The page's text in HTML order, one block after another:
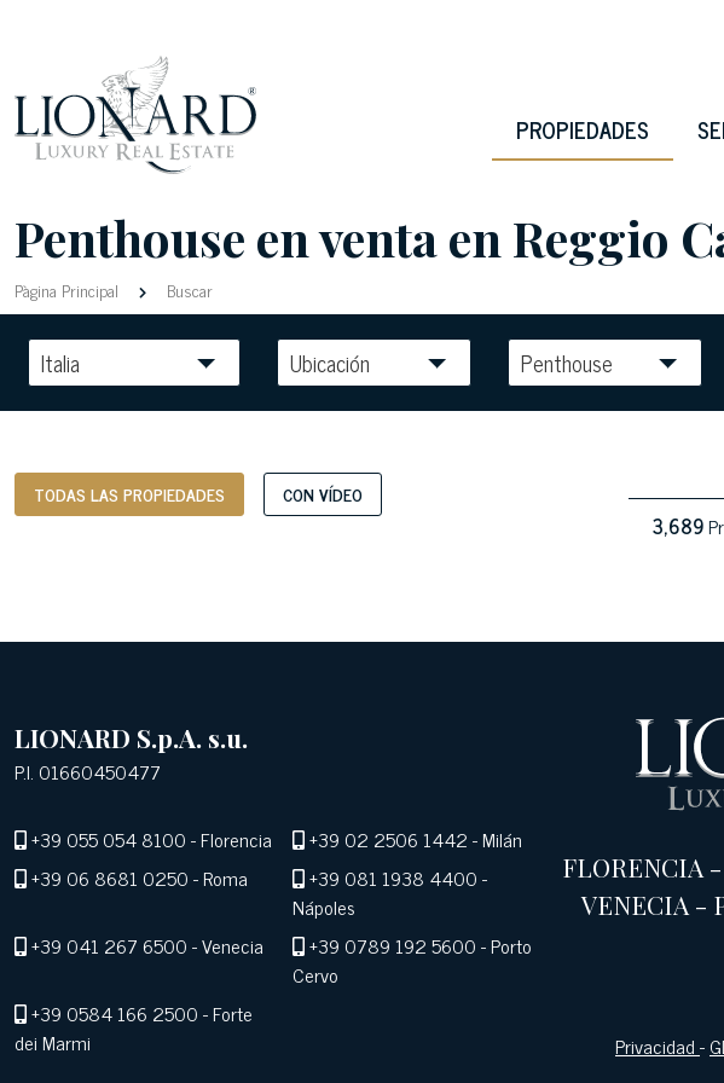
PROPIEDADES
Penthouse en venta en Reggio
Pàgina Principal Buscar
Italia Ubicación Penthouse
TODAS LAS PROPIEDADES CON VÍDEO
3,689
LIONARD S.p.A. s.u.
P.I. 01660450477
+39 055 054 8100- Florencia +39 02 2506 1442- Milán
+39 06 8681 0250- Roma +39 081 1938 4400-
Nápoles
+39 041 267 6500- Venecia +39 0789 192 5600- Porto
Cervo
+39 0584 166 2500- Forte
dei Marmi
FLORENCIA -
VENECIA -
Privacidad-